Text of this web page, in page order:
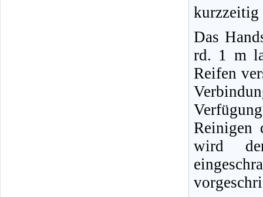
kurzzeitig
Das
rd. 1 m
Reifen
Reinigen
wird